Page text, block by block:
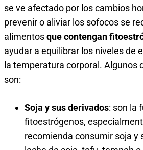
se ve afectado por los cambios
prevenir o aliviar los sofocos se
alimentosque contengan
ayudar a equilibrar los niveles de
la temperatura corporal. Algunos
son:
Soja y sus derivados: son la
fitoestrógenos,
recomienda consumir soja y